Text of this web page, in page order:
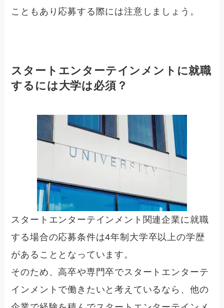
こともあり応募する際には注意しましょう。
スタートエンターテインメントに就職
するには大学は必須？
スタートエンターテインメント関連企業に就職
する場合の応募条件は4年制大学卒以上の学歴
があることとなっています。
そのため、高卒や専門卒でスタートエンターテ
インメントで働きたいと考えているなら、他の